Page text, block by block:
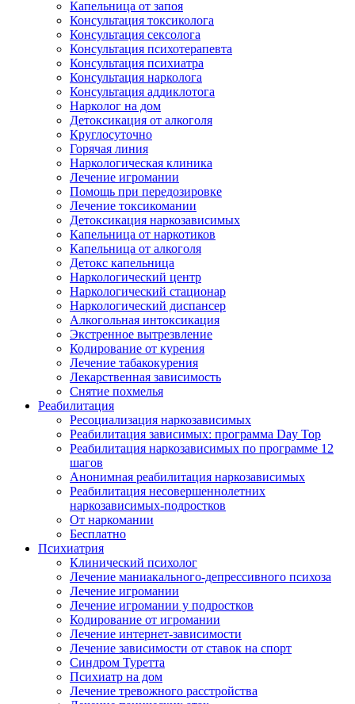
Капельница от запоя
Консультация токсиколога
Консультация сексолога
Консультация психотерапевта
Консультация психиатра
Консультация нарколога
Консультация аддиклотога
Нарколог на дом
Детоксикация от алкоголя
Круглосуточно
Горячая линия
Наркологическая клиника
Лечение игромании
Помощь при передозировке
Лечение токсикомании
Детоксикация наркозависимых
Капельница от наркотиков
Капельница от алкоголя
Детокс капельница
Наркологический центр
Наркологический стационар
Наркологический диспансер
Алкогольная интоксикация
Экстренное вытрезвление
Кодирование от курения
Лечение табакокурения
Лекарственная зависимость
Снятие похмелья
Реабилитация
Ресоциализация наркозависимых
Реабилитация зависимых: программа Day Top
Реабилитация наркозависимых по программе 12
шагов
Анонимная реабилитация наркозависимых
Реабилитация несовершеннолетних
наркозависимых-подростков
От наркомании
Бесплатно
Психиатрия
Клинический психолог
Лечение маниакального-депрессивного психоза
Лечение игромании
Лечение игромании у подростков
Кодирование от игромании
Лечение интернет-зависимости
Лечение зависимости от ставок на спорт
Синдром Туретта
Психиатр на дом
Лечение тревожного расстройства